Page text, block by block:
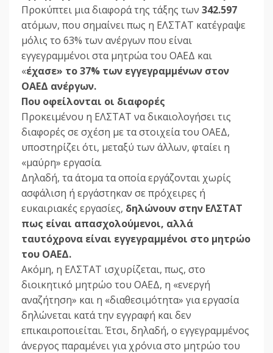
Προκύπτει μια διαφορά της τάξης των 342.597
ατόμων, που σημαίνει πως η ΕΛΣΤΑΤ κατέγραψε
μόλις το 63% των ανέργων που είναι
εγγεγραμμένοι στα μητρώα του ΟΑΕΔ και
«έχασε» το 37% των εγγεγραμμένων στον
ΟΑΕΔ ανέργων.
Που οφείλονται οι διαφορές
Προκειμένου η ΕΛΣΤΑΤ να δικαιολογήσει τις
διαφορές σε σχέση με τα στοιχεία του ΟΑΕΔ,
υποστηρίζει ότι, μεταξύ των άλλων, φταίει η
«μαύρη» εργασία.
Δηλαδή, τα άτομα τα οποία εργάζονται χωρίς
ασφάλιση ή εργάστηκαν σε πρόχειρες ή
ευκαιριακές εργασίες, δηλώνουν στην ΕΛΣΤΑΤ
πως είναι απασχολούμενοι, αλλά
ταυτόχρονα είναι εγγεγραμμένοι στο μητρώο
του ΟΑΕΔ.
Ακόμη, η ΕΛΣΤΑΤ ισχυρίζεται, πως, στο
διοικητικό μητρώο του ΟΑΕΔ, η «ενεργή
αναζήτηση» και η «διαθεσιμότητα» για εργασία
δηλώνεται κατά την εγγραφή και δεν
επικαιροποιείται. Έτσι, δηλαδή, ο εγγεγραμμένος
άνεργος παραμένει για χρόνια στο μητρώο του